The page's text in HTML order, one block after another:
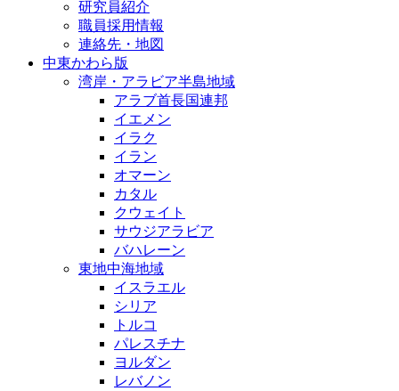
研究員紹介
職員採用情報
連絡先・地図
中東かわら版
湾岸・アラビア半島地域
アラブ首長国連邦
イエメン
イラク
イラン
オマーン
カタル
クウェイト
サウジアラビア
バハレーン
東地中海地域
イスラエル
シリア
トルコ
パレスチナ
ヨルダン
レバノン